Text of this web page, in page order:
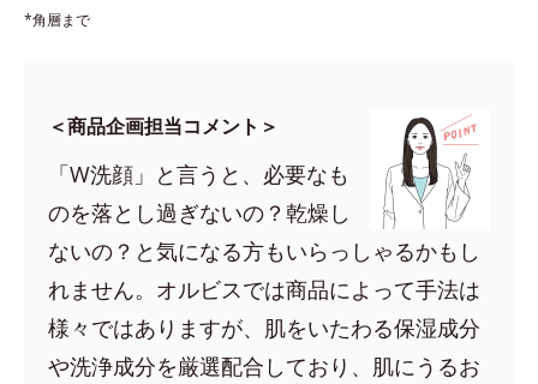
*角層まで
＜商品企画担当コメント＞
「W洗顔」と言うと、必要なも
のを落とし過ぎないの？乾燥し
ないの？と気になる方もいらっしゃるかもし
れません。オルビスでは商品によって手法は
様々ではありますが、肌をいたわる保湿成分
や洗浄成分を厳選配合しており、肌にうるお